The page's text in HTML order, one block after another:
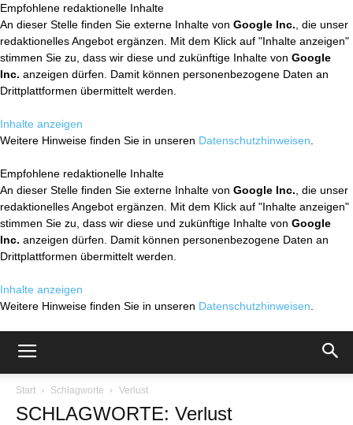
Empfohlene redaktionelle Inhalte
An dieser Stelle finden Sie externe Inhalte von Google Inc. , die unser
redaktionelles Angebot ergänzen. Mit dem Klick auf "Inhalte anzeigen"
stimmen Sie zu, dass wir diese und zukünftige Inhalte von Google
Inc. anzeigen dürfen. Damit können personenbezogene Daten an
Drittplattformen übermittelt werden.
Inhalte anzeigen
Weitere Hinweise finden Sie in unseren Datenschutzhinweisen
Empfohlene redaktionelle Inhalte
An dieser Stelle finden Sie externe Inhalte von Google Inc. , die unser
redaktionelles Angebot ergänzen. Mit dem Klick auf "Inhalte anzeigen"
stimmen Sie zu, dass wir diese und zukünftige Inhalte von Google
Inc. anzeigen dürfen. Damit können personenbezogene Daten an
Drittplattformen übermittelt werden.
Inhalte anzeigen
Weitere Hinweise finden Sie in unseren Datenschutzhinweisen
Start Schlagworte Verlust
SCHLAGWORTE: Verlust